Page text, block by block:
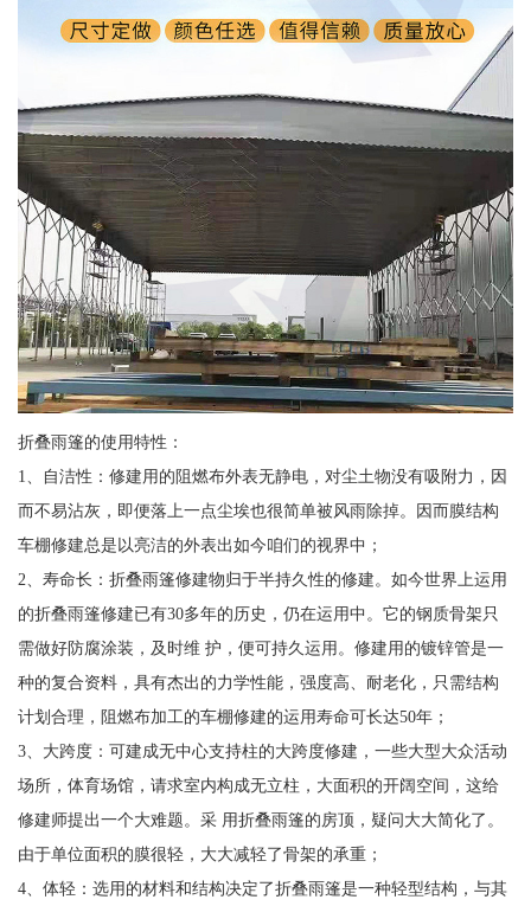
折叠雨篷的使用特性：
1、自洁性：修建用的阻燃布外表无静电，对尘土物没有吸附力，因
而不易沾灰，即便落上一点尘埃也很简单被风雨除掉。因而膜结构
车棚修建总是以亮洁的外表出如今咱们的视界中；
2、寿命长：折叠雨篷修建物归于半持久性的修建。如今世界上运用
的折叠雨篷修建已有30多年的历史，仍在运用中。它的钢质骨架只
需做好防腐涂装，及时维 护，便可持久运用。修建用的镀锌管是一
种的复合资料，具有杰出的力学性能，强度高、耐老化，只需结构
计划合理，阻燃布加工的车棚修建的运用寿命可长达50年；
3、大跨度：可建成无中心支持柱的大跨度修建，一些大型大众活动
场所，体育场馆，请求室内构成无立柱，大面积的开阔空间，这给
修建师提出一个大难题。采 用折叠雨篷的房顶，疑问大大简化了。
由于单位面积的膜很轻，大大减轻了骨架的承重；
4、体轻：选用的材料和结构决定了折叠雨篷是一种轻型结构，与其